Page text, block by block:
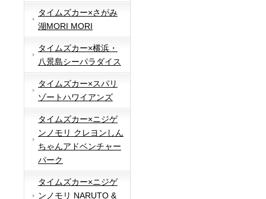
タイムズカー×さがみ
湖MORI MORI
タイムズカー×横浜・
八景島シーパラダイス
タイムズカー×スパリ
ゾートハワイアンズ
タイムズカー×ニジゲ
ンノモリ クレヨンしん
ちゃんアドベンチャー
パーク
タイムズカー×ニジゲ
ンノモリ NARUTO &